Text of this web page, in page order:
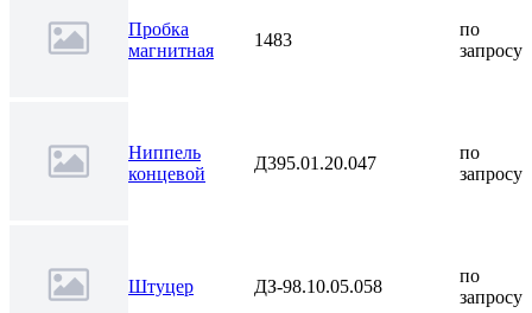
Пробка
магнитная
1483
по
запросу
Ниппель
концевой
Д395.01.20.047
по
запросу
Штуцер ДЗ-98.10.05.058
по
запросу